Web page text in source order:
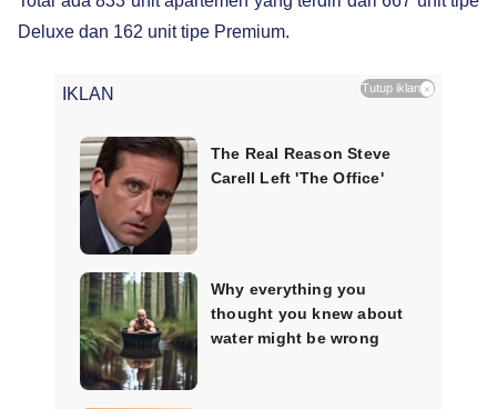
Deluxe dan 162 unit tipe Premium.
IKLAN Tutup iklan ×